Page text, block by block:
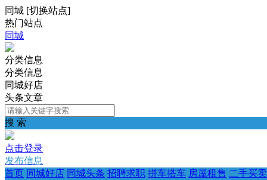
同城 [切换站点]
热门站点
同城
分类信息
分类信息
同城好店
头条文章
搜 索
点击登录
发布信息
首页 同城好店 同城头条 招聘求职 拼车搭车 房屋租售 二手买卖